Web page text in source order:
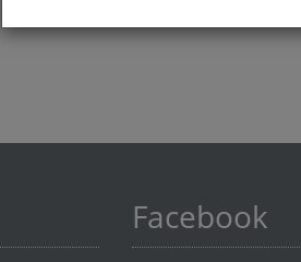
Facebook